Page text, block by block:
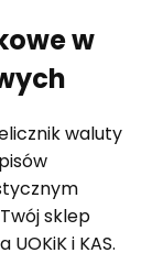
w
waluty
sklep
i KAS.